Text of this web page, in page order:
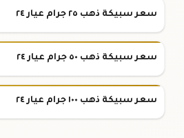
سعر سبيكة ذهب ٢٥ جرام عيار ٢٤
سعر سبيكة ذهب ٥٠ جرام عيار ٢٤
سعر سبيكة ذهب ١٠٠ جرام عيار ٢٤